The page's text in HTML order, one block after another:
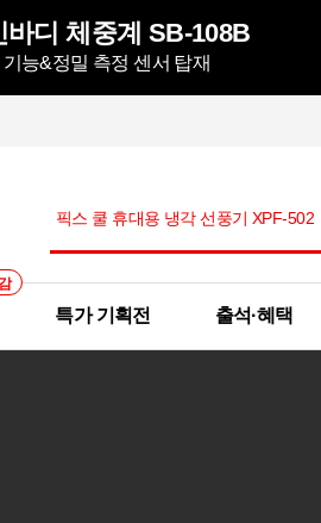
디 체중계 SB-108B
능&정밀 측정 센서 탑재
특가 기획전 출석·혜택